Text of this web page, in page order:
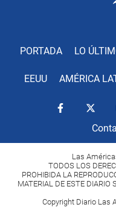
PORTADA LO
EEUU AMÉRICA
Las
TODOS LOS
PROHIBIDA LA
MATERIAL DE ESTE DIARIO
Copyright Diario Las